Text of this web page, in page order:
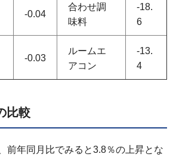
-0.04
合わせ調
味料
-18.
6
-0.03
ルームエ
アコン
-13.
4
比較
前年同月比でみると3.8％の上昇とな